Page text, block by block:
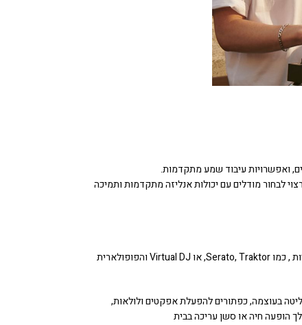
ואפשרויות עיבוד שמע מתקדמות.
לבחור מודלים עם יכולות אנליזה מתקדמות ותמיכה
קונטרולר DJ הוא סוג של פלטת DJ המאפשר ל-DJ לשלוט ולערבל את המוזיקה באמצעות תוכנות DJ ייעודיות , כמו Serato, Traktor, או Virtual DJ והפופולארית
בעוצמה, כפתורים להפעלת אפקטים ולולאות,
הופעה חיה או סשן עריכה בבית